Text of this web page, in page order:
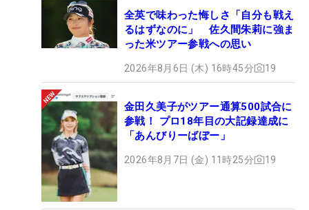
全英で味わった悔しさ「自分も戦え
るはずなのに」 佐久間朱莉に強ま
った米ツアー参戦への思い
2026年8月6日 (木) 16時45分 19
金田久美子がツアー通算500試合に
参戦！ プロ18年目の大記録達成に
「あんびりーばぼー」
2026年8月7日 (金) 11時25分 19